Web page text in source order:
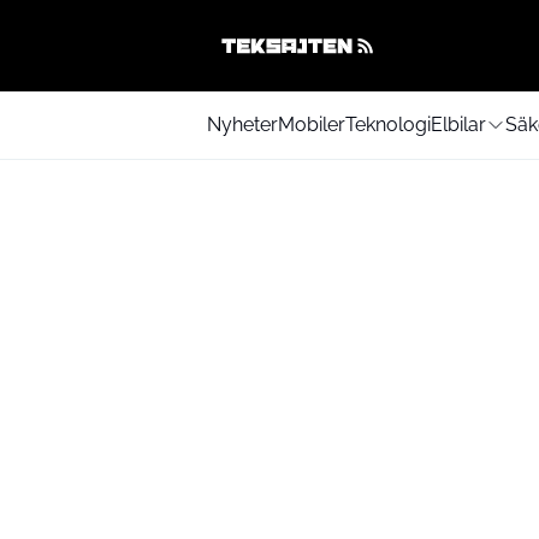
NyheterMobilerTeknologiElbilar